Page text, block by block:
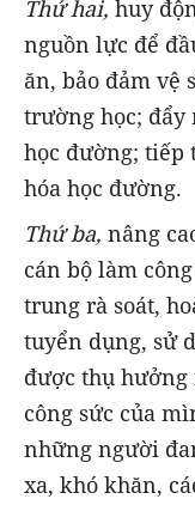
Thứ hai, huy
nguồn lực để
ăn, bảo đảm vệ
trường học; đẩy
học đường; tiếp
hóa học đường.
Thứ ba, nâng
cán bộ làm
trung rà soát,
tuyển dụng, sử
được thụ
công sức của
những người
xa, khó khăn,